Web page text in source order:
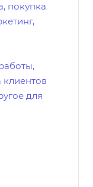
покупка
для